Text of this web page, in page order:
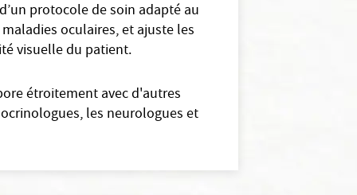
protocole de soin adapté au
oculaires, et ajuste les
visuelle du patient.
étroitement avec d'autres
les neurologues et